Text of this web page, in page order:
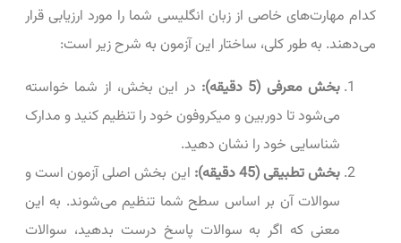
کدام مهارت‌های خاصی از زبان انگلیسی شما را مورد ارزیابی قرار
می‌دهند. به طور کلی، ساختار این آزمون به شرح زیر است:
بخش معرفی (5 دقیقه):
در این بخش، از شما خواسته
می‌شود تا دوربین و میکروفون خود را تنظیم کنید و مدارک
شناسایی خود را نشان دهید.
بخش تطبیقی (45 دقیقه):
این بخش اصلی آزمون است و
سوالات آن بر اساس سطح شما تنظیم می‌شوند. به این
معنی که اگر به سوالات پاسخ درست بدهید، سوالات